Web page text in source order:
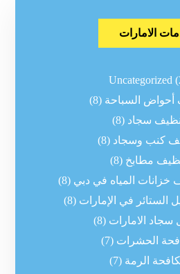
الامارات
Uncategorized
أحواض السباحة (8)
سجاد (8)
كنب وسجاد (8)
مطابخ (8)
المياه في دبي (8)
في الإمارات (8)
الامارات (8)
الحشرات (7)
الرمة (7)